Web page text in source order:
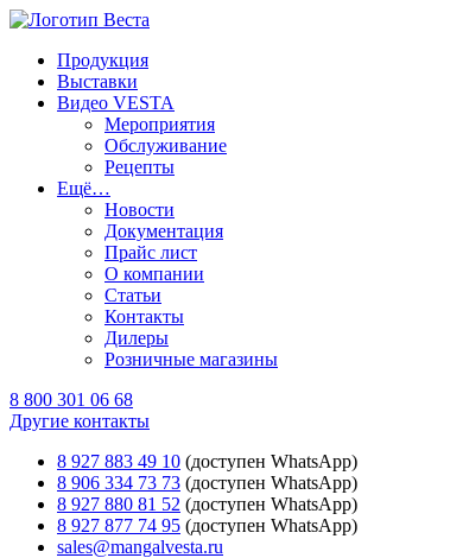
Продукция
Выставки
Видео VESTA
Мероприятия
Обслуживание
Рецепты
Ещё…
Новости
Документация
Прайс лист
О компании
Статьи
Контакты
Дилеры
Розничные магазины
8 800 301 06 68
Другие контакты
8 927 883 49 10 (доступен WhatsApp)
8 906 334 73 73 (доступен WhatsApp)
8 927 880 81 52 (доступен WhatsApp)
8 927 877 74 95 (доступен WhatsApp)
sales@mangalvesta.ru